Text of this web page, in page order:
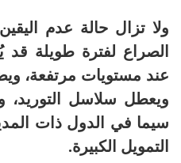
ولا تزال حالة عدم
الصراع لفترة طويلة قد
عند مستويات مرتفعة،
ويعطل سلاسل التوريد،
سيما في الدول ذات
التمويل الكبيرة.